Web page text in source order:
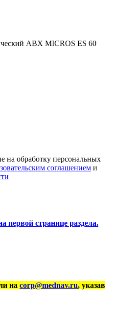
ABX MICROS ES 60
на обработку персональных
соглашением и
первой странице раздела.
на corp@mednav.ru, указав